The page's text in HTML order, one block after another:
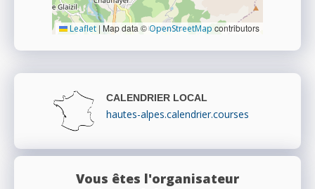
Leaflet | Map data ©OpenStreetMap contributors
CALENDRIER LOCAL
hautes-alpes.calendrier.courses
Vous êtes l'organisateur